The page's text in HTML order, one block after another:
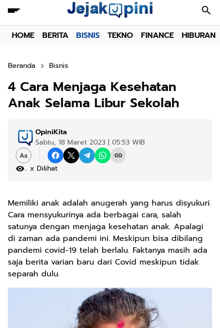
HOME BERITA BISNIS TEKNO FINANCE HIBURAN
Beranda Bisnis
4 Cara Menjaga Kesehatan
Anak Selama Libur Sekolah
OpiniKita
Sabtu, 18 Maret 2023 | 05:53 WIB
.x Dilihat
Memiliki anak adalah anugerah yang harus disyukuri.
Cara mensyukurinya ada berbagai cara, salah
satunya dengan menjaga kesehatan anak. Apalagi
di zaman ada pandemi ini. Meskipun bisa dibilang
pandemi covid-19 telah berlalu. Faktanya masih ada
saja berita varian baru dari Covid meskipun tidak
separah dulu.